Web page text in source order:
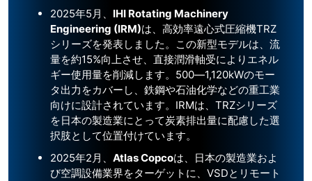
2025年5月、 IHI Rotating Machinery
Engineering (IRM)は、高効率遠心式圧縮機TRZ
シリーズを発表しました。この新型モデルは、流
量を約15%向上させ、直接潤滑軸受によりエネル
ギー使用量を削減します。500―1,120kWのモー
タ出力をカバーし、鉄鋼や石油化学などの重工業
向けに設計されています。IRMは、TRZシリーズ
を日本の製造業にとって炭素排出量に配慮した選
択肢として位置付けています。
2025年2月、 Atlas Copcoは、日本の製造業およ
び空調設備業界をターゲットに、VSDとリモート